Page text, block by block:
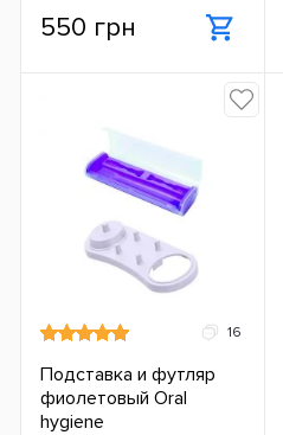
550 грн
16
Подставка и футляр
фиолетовый Oral
hygiene